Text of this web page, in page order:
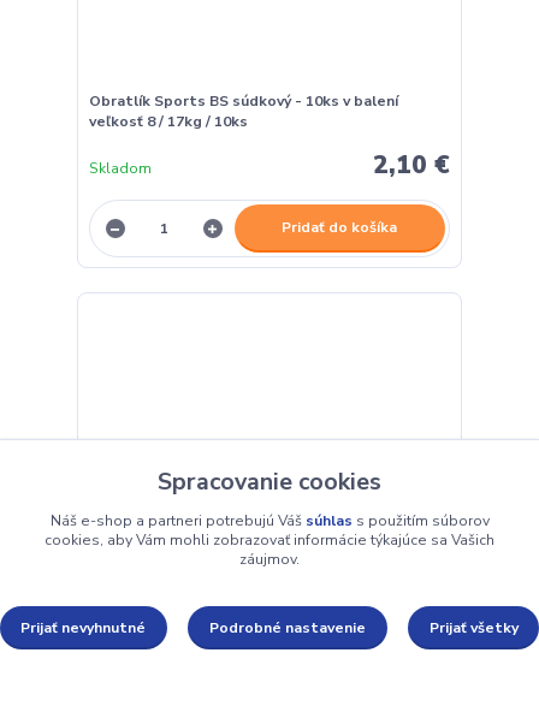
Obratlík Sports BS súdkový - 10ks v balení
veľkosť 8 / 17kg / 10ks
2,10 €
Skladom
Pridať do košíka
Spracovanie cookies
Náš e-shop a partneri potrebujú Váš súhlas s použitím súborov
cookies, aby Vám mohli zobrazovať informácie týkajúce sa Vašich
záujmov.
Prijať nevyhnutné Podrobné nastavenie Prijať všetky